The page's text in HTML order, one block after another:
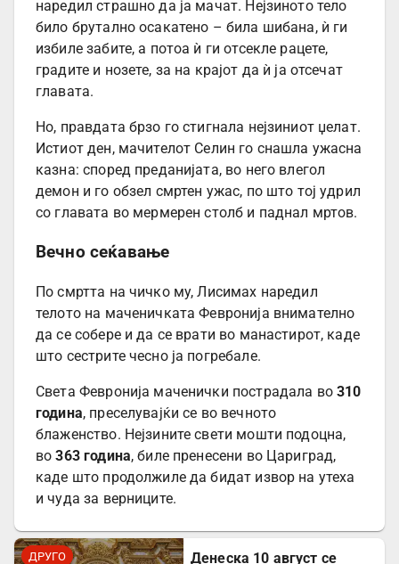
наредил страшно да ја мачат. Нејзиното тело
било брутално осакатено – била шибана, ѝ ги
избиле забите, а потоа ѝ ги отсекле рацете,
градите и нозете, за на крајот да ѝ ја отсечат
главата.
Но, правдата брзо го стигнала нејзиниот џелат.
Истиот ден, мачителот Селин го снашла ужасна
казна: според преданијата, во него влегол
демон и го обзел смртен ужас, по што тој удрил
со главата во мермерен столб и паднал мртов.
Вечно сеќавање
По смртта на чичко му, Лисимах наредил
телото на маченичката Февронија внимателно
да се собере и да се врати во манастирот, каде
што сестрите чесно ја погребале.
Света Февронија маченички пострадала во310
година, преселувајќи се во вечното
блаженство. Нејзините свети мошти подоцна,
во363 година, биле пренесени во Цариград,
каде што продолжиле да бидат извор на утеха
и чуда за верниците.
ДРУГО Денеска 10 август се